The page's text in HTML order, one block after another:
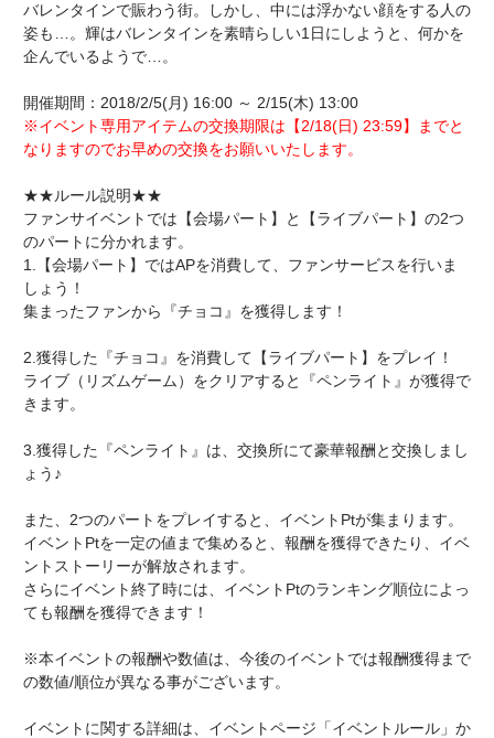
バレンタインで賑わう街。しかし、中には浮かない顔をする人の
姿も…。輝はバレンタインを素晴らしい1日にしようと、何かを
企んでいるようで…。
開催期間：2018/2/5(月) 16:00 ～ 2/15(木) 13:00
※イベント専用アイテムの交換期限は【2/18(日) 23:59】までと
なりますのでお早めの交換をお願いいたします。
★★ルール説明★★
ファンサイベントでは【会場パート】と【ライブパート】の2つ
のパートに分かれます。
1.【会場パート】ではAPを消費して、ファンサービスを行いま
しょう！
集まったファンから『チョコ』を獲得します！
2.獲得した『チョコ』を消費して【ライブパート】をプレイ！
ライブ（リズムゲーム）をクリアすると『ペンライト』が獲得で
きます。
3.獲得した『ペンライト』は、交換所にて豪華報酬と交換しまし
ょう♪
また、2つのパートをプレイすると、イベントPtが集まります。
イベントPtを一定の値まで集めると、報酬を獲得できたり、イベ
ントストーリーが解放されます。
さらにイベント終了時には、イベントPtのランキング順位によっ
ても報酬を獲得できます！
※本イベントの報酬や数値は、今後のイベントでは報酬獲得まで
の数値/順位が異なる事がございます。
イベントに関する詳細は、イベントページ「イベントルール」か